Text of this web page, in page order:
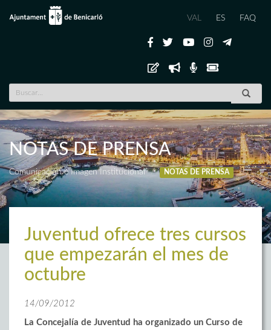
VAL ES FAQ
NOTAS DE PRENSA
Comunicación e Imagen Institucional NOTAS DE PRENSA
Juventud ofrece tres cursos
que empezarán el mes de
octubre
14/09/2012
La Concejalía de Juventud ha organizado un Curso de